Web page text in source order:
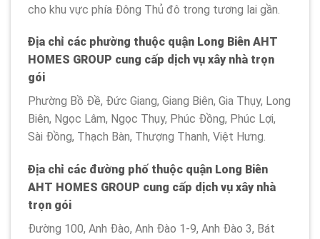
cho khu vực phía Đông Thủ đô trong tương lai gần.
Địa chỉ các phường thuộc quận Long Biên AHT
HOMES GROUP cung cấp dịch vụ xây nhà trọn
gói
Phường Bồ Đề, Đức Giang, Giang Biên, Gia Thụy, Long
Biên, Ngọc Lâm, Ngọc Thụy, Phúc Đồng, Phúc Lợi,
Sài Đồng, Thạch Bàn, Thượng Thanh, Việt Hưng.
Địa chỉ các đường phố thuộc quận Long Biên
AHT HOMES GROUP cung cấp dịch vụ xây nhà
trọn gói
Đường 100, Anh Đào, Anh Đào 1-9, Anh Đào 3, Bát